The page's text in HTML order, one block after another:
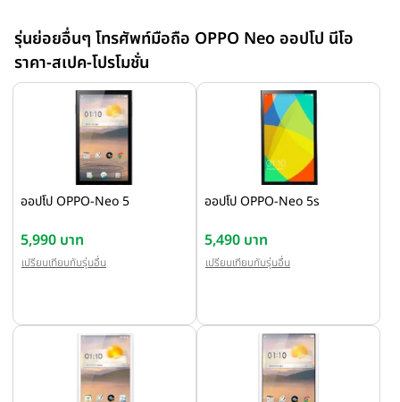
รุ่นย่อยอื่นๆ โทรศัพท์มือถือ OPPO Neo ออปโป นีโอ
ราคา-สเปค-โปรโมชั่น
ออปโป OPPO-Neo 5
5,990 บาท
เปรียบเทียบกับรุ่นอื่น
ออปโป OPPO-Neo 5s
5,490 บาท
เปรียบเทียบกับรุ่นอื่น